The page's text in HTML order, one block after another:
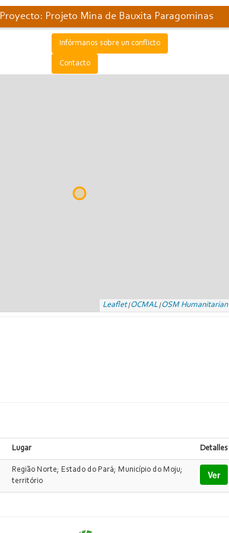
Proyecto: Projeto Mina de Bauxita Paragominas
Infórmanos sobre un conflicto
Contacto
Leaflet|OCMAL |OSM Humanitarian
Lugar Detalles
Região Norte; Estado do Pará; Município do Moju;
território
Ver